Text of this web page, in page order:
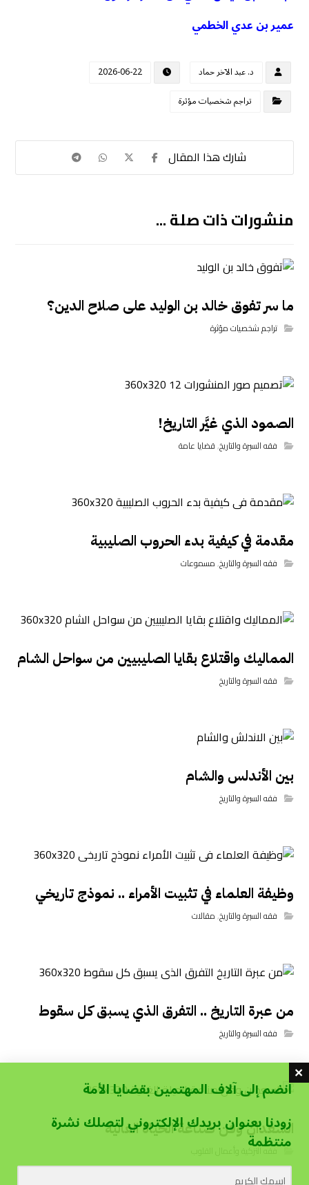
عمير بن عدي الخطمي
د. عبد الآخر حماد
2026-06-22
تراجم شخصيات مؤثرة
منشورات ذات صلة ...
ما سر تفوق خالد بن الوليد على صلاح الدين؟
تراجم شخصيات مؤثرة
الصمود الذي غيَّر التاريخ!
فقه السيرة والتاريخ,قضايا عامة
مقدمة في كيفية بدء الحروب الصليبية
فقه السيرة والتاريخ,مسموعات
المماليك واقتلاع بقايا الصليبيين من سواحل الشام
فقه السيرة والتاريخ
بين الأندلس والشام
فقه السيرة والتاريخ
وظيفة العلماء في تثبيت الأمراء .. نموذج تاريخي
فقه السيرة والتاريخ,مقالات
من عبرة التاريخ .. التفرق الذي يسبق كل سقوط
فقه السيرة والتاريخ
السعدان وفن صناعة الحياة الغالية
فقه التزكية وأعمال القلوب
انضم إلى آلاف المهتمين بقضايا الأمة
زودنا بعنوان بريدك الإلكتروني لتصلك نشرة
منتظمة